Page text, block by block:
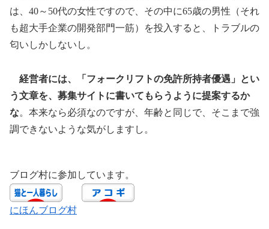
は、40～50代の女性ですので、その中に65歳の男性（それ
も超大手企業の開発部門一筋）を投入すると、トラブルの
匂いしかしないし。
経営者には、「フォークリフトの免許所持者優遇」とい
う文章を、募集サイトに書いてもらうように提案するか
な。本来なら必須なのですが、年齢と同じで、そこまで強
調できないような気がしますし。
ブログ村に参加しています。
にほんブログ村